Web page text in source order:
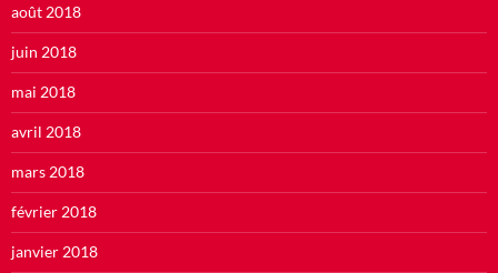
août 2018
juin 2018
mai 2018
avril 2018
mars 2018
février 2018
janvier 2018